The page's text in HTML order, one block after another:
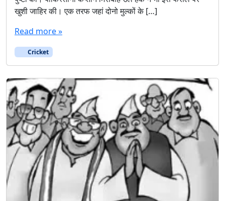
ध
न
खुशी जाहिर की। एक तरफ जहां दोनो मुल्कों के […]
Read more »
Cricket